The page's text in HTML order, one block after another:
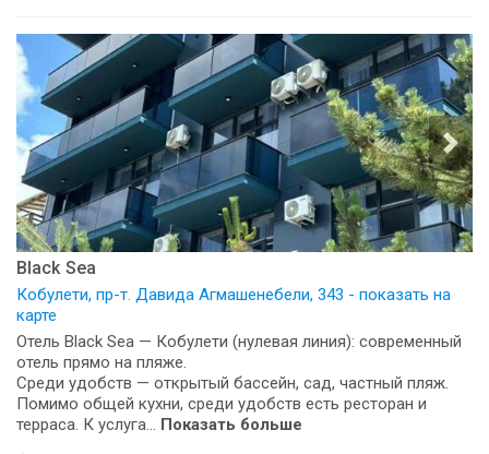
Black Sea
Кобулети, пр-т. Давида Агмашенебели, 343 - показать на
карте
Отель Black Sea — Кобулети (нулевая линия): современный
отель прямо на пляже.
Среди удобств — открытый бассейн, сад, частный пляж.
Помимо общей кухни, среди удобств есть ресторан и
терраса. К услуга... Показать больше